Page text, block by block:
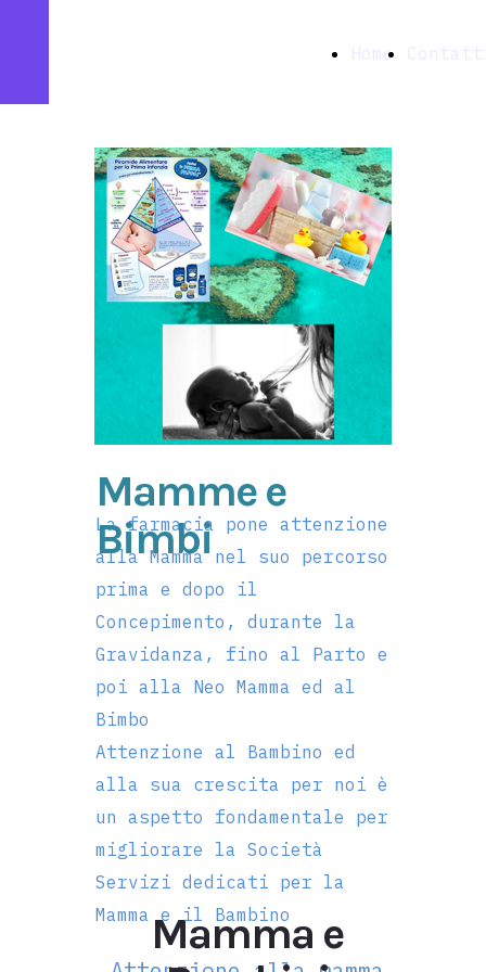
Home
Mamme e
Bimbi
La farmacia pone attenzione
alla Mamma nel suo percorso
prima e dopo il
Concepimento, durante la
Gravidanza, fino al Parto e
poi alla Neo Mamma ed al
Bimbo
Attenzione al Bambino ed
alla sua crescita per noi è
un aspetto fondamentale per
migliorare la Società
Servizi dedicati per la
Mamma e il Bambino
Mamma e